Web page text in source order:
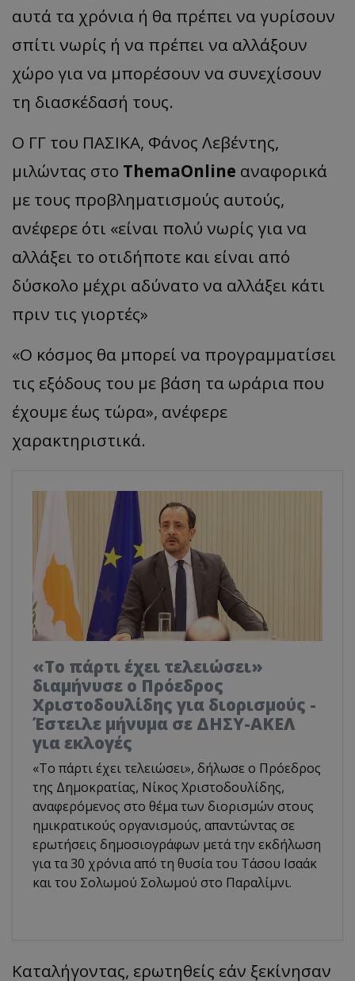
αυτά τα χρόνια ή θα πρέπει να γυρίσουν
σπίτι νωρίς ή να πρέπει να αλλάξουν
χώρο για να μπορέσουν να συνεχίσουν
τη διασκέδασή τους.
Ο ΓΓ του ΠΑΣΙΚΑ, Φάνος Λεβέντης,
μιλώντας στο ThemaOnline αναφορικά
με τους προβληματισμούς αυτούς,
ανέφερε ότι «είναι πολύ νωρίς για να
αλλάξει το οτιδήποτε και είναι από
δύσκολο μέχρι αδύνατο να αλλάξει κάτι
πριν τις γιορτές»
«Ο κόσμος θα μπορεί να προγραμματίσει
τις εξόδους του με βάση τα ωράρια που
έχουμε έως τώρα», ανέφερε
χαρακτηριστικά.
«Το πάρτι έχει τελειώσει»
διαμήνυσε ο Πρόεδρος
Χριστοδουλίδης για διορισμούς -
Έστειλε μήνυμα σε ΔΗΣΥ-ΑΚΕΛ
για εκλογές
«Το πάρτι έχει τελειώσει», δήλωσε ο Πρόεδρος
της Δημοκρατίας, Νίκος Χριστοδουλίδης,
αναφερόμενος στο θέμα των διορισμών στους
ημικρατικούς οργανισμούς, απαντώντας σε
ερωτήσεις δημοσιογράφων μετά την εκδήλωση
για τα 30 χρόνια από τη θυσία του Τάσου Ισαάκ
και του Σολωμού Σολωμού στο Παραλίμνι.
Καταλήγοντας, ερωτηθείς εάν ξεκίνησαν